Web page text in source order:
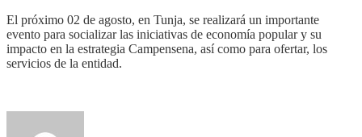
El próximo 02 de agosto, en Tunja, se realizará un importante
evento para socializar las iniciativas de economía popular y su
impacto en la estrategia Campensena, así como para ofertar, los
servicios de la entidad.